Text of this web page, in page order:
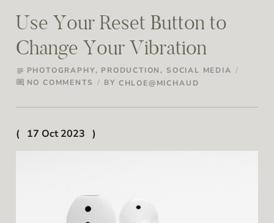
Use Your Reset Button to
Change Your Vibration
subject PHOTOGRAPHY, PRODUCTION, SOCIAL MEDIA
comment NO COMMENTS BY CHLOE@MICHAUD
17 Oct 2023